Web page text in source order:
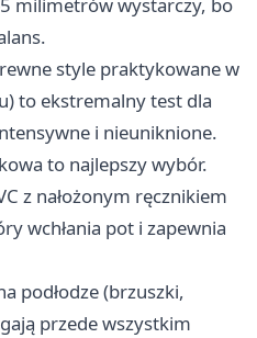
milimetrów wystarczy, bo
style praktykowane w
to ekstremalny test dla
i nieuniknione.
to najlepszy wybór.
z nałożonym ręcznikiem
wchłania pot i zapewnia
podłodze (brzuszki,
przede wszystkim